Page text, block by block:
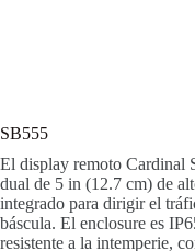
SB555
El display remoto Cardinal
dual de 5 in (12.7 cm) de
integrado para dirigir el
báscula. El enclosure es
resistente a la intemperie,